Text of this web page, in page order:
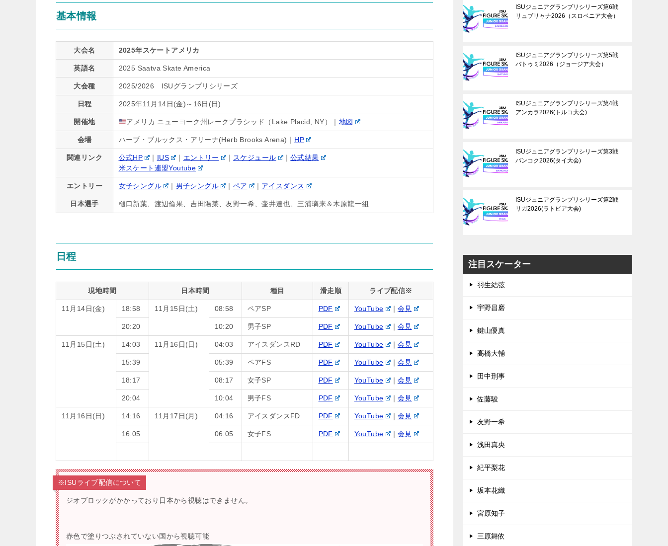
基本情報
大会名 2025年スケートアメリカ
英語名 2025 Saatva Skate America
大会種 2025/2026 ISUグランプリシリーズ
日程 2025年11月14日(金)～16日(日)
開催地 アメリカ ニューヨーク州レークプラシッド（Lake Placid, NY）｜ 地図
会場 ハーブ・ブルックス・アリーナ(Herb Brooks Arena)｜ HP
関連リンク 公式HP ｜ IUS ｜ エントリー ｜ スケジュール ｜公式結果
米スケート連盟Youtube
エントリー 女子シングル ｜ 男子シングル ｜ ペア ｜ アイスダンス
日本選手 樋口新葉、渡辺倫果、吉田陽菜、友野一希、壷井達也、三浦璃来＆木原龍一組
日程
現地時間 日本時間 種目 滑走順 ライブ配信※
11月14日(金) 18:58 11月15日(土) 08:58 ペアSP PDF YouTube ｜ 会見
20:20 10:20 男子SP PDF YouTube ｜ 会見
11月15日(土) 14:03 11月16日(日) 04:03 アイスダンスRD PDF YouTube ｜ 会見
15:39 05:39 ペアFS PDF YouTube ｜ 会見
18:17 08:17 女子SP PDF YouTube ｜ 会見
20:04 10:04 男子FS PDF YouTube ｜ 会見
11月16日(日) 14:16 11月17日(月) 04:16 アイスダンスFD PDF YouTube ｜ 会見
16:05 06:05 女子FS PDF YouTube ｜ 会見
※ISUライブ配信について
ジオブロックがかかっており日本から視聴はできません。
赤色で塗りつぶされていない国から視聴可能
ISUジュニアグランプリシリーズ第6戦
リュブリャナ2026（スロベニア大会）
ISUジュニアグランプリシリーズ第5戦
バトゥミ2026（ジョージア大会）
ISUジュニアグランプリシリーズ第4戦
アンカラ2026(トルコ大会)
ISUジュニアグランプリシリーズ第3戦
バンコク2026(タイ大会)
ISUジュニアグランプリシリーズ第2戦
リガ2026(ラトビア大会)
注目スケーター
羽生結弦
宇野昌磨
鍵山優真
高橋大輔
田中刑事
佐藤駿
友野一希
浅田真央
紀平梨花
坂本花織
宮原知子
三原舞依